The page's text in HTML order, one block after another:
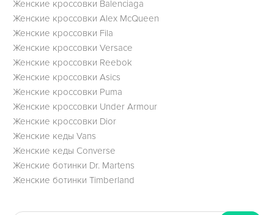
Женские кроссовки Balenciaga
Женские кроссовки Alex McQueen
Женские кроссовки Fila
Женские кроссовки Versace
Женские кроссовки Reebok
Женские кроссовки Asics
Женские кроссовки Puma
Женские кроссовки Under Armour
Женские кроссовки Dior
Женские кеды Vans
Женские кеды Converse
Женские ботинки Dr. Martens
Женские ботинки Timberland